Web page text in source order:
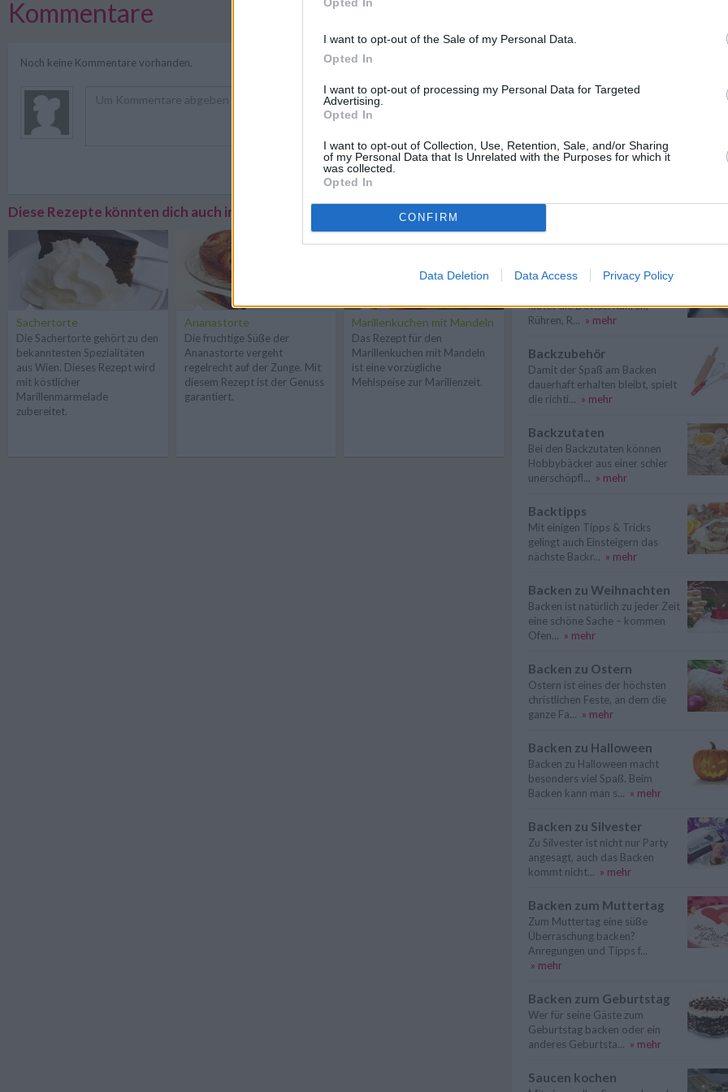
I want to opt-out of the Sale of my Personal Data.
Opted In
I want to opt-out of processing my Personal Data for Targeted
Advertising.
Opted In
I want to opt-out of Collection, Use, Retention, Sale, and/or Sharing
of my Personal Data that Is Unrelated with the Purposes for which it
was collected.
Opted In
CONFIRM
Data Deletion Data Access Privacy Policy
Kommentare
Noch keine Kommentare vorhanden.
Registrieren
Diese Rezepte könnten dich auch interessieren
Sachertorte
Die Sachertorte gehört zu den
bekanntesten Spezialitäten
aus Wien. Dieses Rezept wird
mit köstlicher
Marillenmarmelade
zubereitet.
Ananastorte
Die fruchtige Süße der
Ananastorte vergeht
regelrecht auf der Zunge. Mit
diesem Rezept ist der Genuss
garantiert.
Marillenkuchen mit Mandeln
Das Rezept für den
Marillenkuchen mit Mandeln
ist eine vorzügliche
Mehlspeise zur Marillenzeit.
Wer Eier kochen will, sollte in
eine Vielzahl... » mehr
Mit ... » mehr
Pudding klumpt – was tun?
lautet die Devise: Rühren,
Rühren, R... » mehr
Backzubehör
Damit der Spaß am Backen
dauerhaft erhalten bleibt, spielt
die richti... » mehr
Backzutaten
Bei den Backzutaten können
Hobbybäcker aus einer schier
unerschöpfl... » mehr
Backtipps
Mit einigen Tipps & Tricks
gelingt auch Einsteigern das
nächste Backr... » mehr
Backen zu Weihnachten
Backen ist natürlich zu jeder Zeit
eine schöne Sache – kommen
Ofen... » mehr
Backen zu Ostern
Ostern ist eines der höchsten
christlichen Feste, an dem die
ganze Fa... » mehr
Backen zu Halloween
Backen zu Halloween macht
besonders viel Spaß. Beim
Backen kann man s... » mehr
Backen zu Silvester
Zu Silvester ist nicht nur Party
angesagt, auch das Backen
kommt nicht... » mehr
Backen zum Muttertag
Zum Muttertag eine süße
Überraschung backen?
Anregungen und Tipps f...
» mehr
Backen zum Geburtstag
Wer für seine Gäste zum
Geburtstag backen oder ein
anderes Geburtsta... » mehr
Saucen kochen